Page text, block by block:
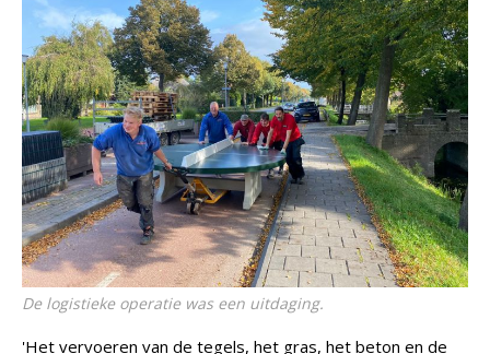
De logistieke operatie was een uitdaging.
'Het vervoeren van de tegels, het gras, het beton en de